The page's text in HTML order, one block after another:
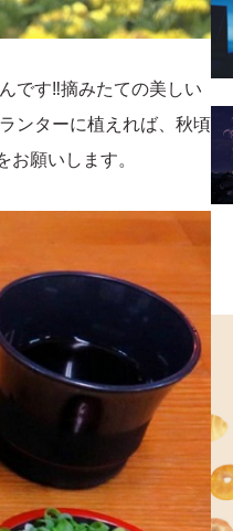
です‼摘みたての美しい
ンターに植えれば、秋頃
願いします。